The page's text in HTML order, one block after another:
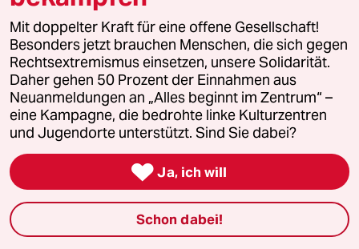
Verlogen ist:
"Die Entscheidungstragenden der EU senden
gleichzeitig auch die Botschaft aus, dass sie
nicht bereit sind, ein humanitäres und
weltoffenes Europa gegenüber
rechtsextremen politischen Kräften zu
verteidigen. Dabei zeigen Umfragen, dass viele
Menschen in Europa zur Aufnahme der
Flüchtlinge bereit wären." -
Eine klare, sehr große Mehrheit der Bürger in
den EU-Staaten, auch in D, steht hinter den
aktuellen Versuchen, die Grenze gegenüber der
Mit doppelter Kraft für eine offene Gesellschaft!
Besonders jetzt brauchen Menschen, die sich gegen
Rechtsextremismus einsetzen, unsere Solidarität.
Daher gehen 50 Prozent der Einnahmen aus
Neuanmeldungen an „Alles beginnt im Zentrum“ –
eine Kampagne, die bedrohte linke Kulturzentren
und Jugendorte unterstützt. Sind Sie dabei?
 Ja, ich will
Schon dabei!